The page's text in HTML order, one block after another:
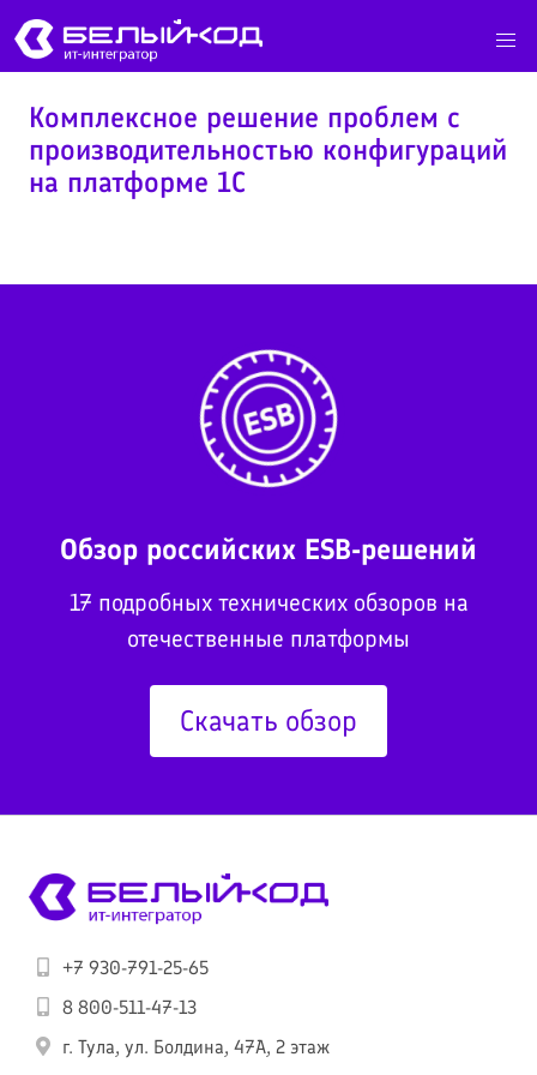
Комплексное решение проблем с
производительностью конфигураций
на платформе 1С
Обзор российских ESB-решений
17 подробных технических обзоров на
отечественные платформы
Скачать обзор
+7 930-791-25-65
8 800-511-47-13
г. Тула, ул. Болдина, 47А, 2 этаж